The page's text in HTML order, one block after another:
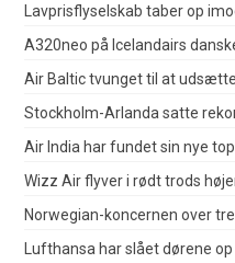
Lavprisflyselskab taber op
A320neo på Icelandairs
Air Baltic tvunget til at
Stockholm-Arlanda satte
Air India har fundet sin nye
Wizz Air flyver i rødt trods
Norwegian-koncernen over
Lufthansa har slået dørene